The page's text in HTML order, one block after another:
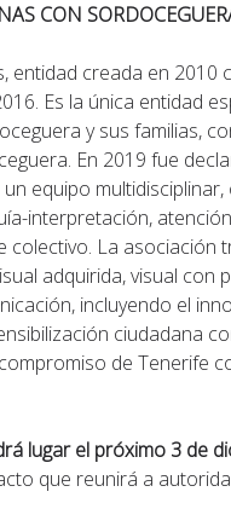
CON
entidad creada en
Es la única entidad
y sus familias,
En 2019 fue
equipo
interpretación,
La asociación
adquirida, visual con
incluyendo el
ciudadana
de Tenerife
lugar el próximo 3 de
que reunirá a